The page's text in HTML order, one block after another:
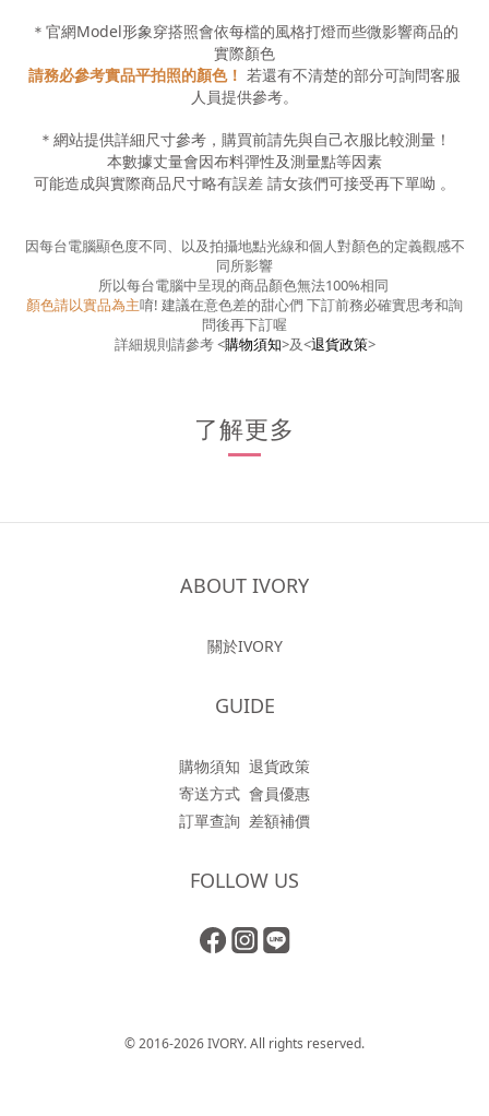
＊官網Model形象穿搭照會依每檔的風格打燈而些微影響商品的
實際顏色
請務必參考實品平拍照的顏色！ 若還有不清楚的部分可詢問客服
人員提供參考。
＊網站提供詳細尺寸參考，購買前請先與自己衣服比較測量！
本數據丈量會因布料彈性及測量點等因素
可能造成與實際商品尺寸略有誤差 請女孩們可接受再下單呦 。
因每台電腦顯色度不同、以及拍攝地點光線和個人對顏色的定義觀感不
同所影響
所以每台電腦中呈現的商品顏色無法100%相同
顏色請以實品為主唷! 建議在意色差的甜心們 下訂前務必確實思考和詢
問後再下訂喔
詳細規則請參考<購物須知>及<退貨政策>
了解更多
ABOUT IVORY
關於IVORY
GUIDE
購物須知 退貨政策
寄送方式 會員優惠
訂單查詢 差額補價
FOLLOW US
© 2016-2026 IVORY. All rights reserved.